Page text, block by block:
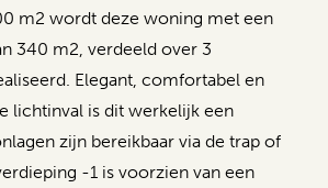
m2 wordt deze woning met een
340 m2, verdeeld over 3
Elegant, comfortabel en
lichtinval is dit werkelijk een
zijn bereikbaar via de trap of
-1 is voorzien van een